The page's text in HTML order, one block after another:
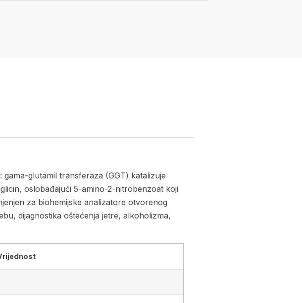
glutamil transferaza (GGT) katalizuje
oslobađajući 5-amino-2-nitrobenzoat koji
za biohemijske analizatore otvorenog
dijagnostika oštećenja jetre, alkoholizma,